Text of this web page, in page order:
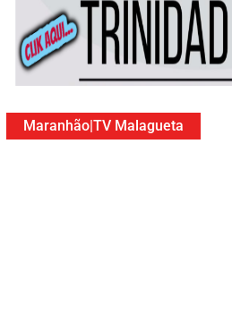
Maranhão|TV Malagueta